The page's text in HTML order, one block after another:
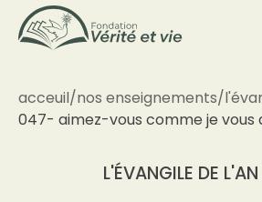
acceuil/nos enseignements/
047- aimez-vous comme je vous
L'ÉVANGILE DE